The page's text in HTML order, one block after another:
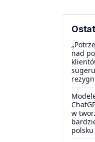
nad
w
polsku